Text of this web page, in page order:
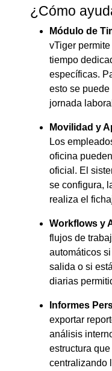
¿Cómo
Módulo de
vTiger
tiempo
específicas.
esto se
jornada
Movilidad y
Los
oficina
oficial. El
se configura,
realiza el
Workflows y
flujos de
automáticos
salida o si
diarias
Informes
exportar
análisis
estructura
centralizando